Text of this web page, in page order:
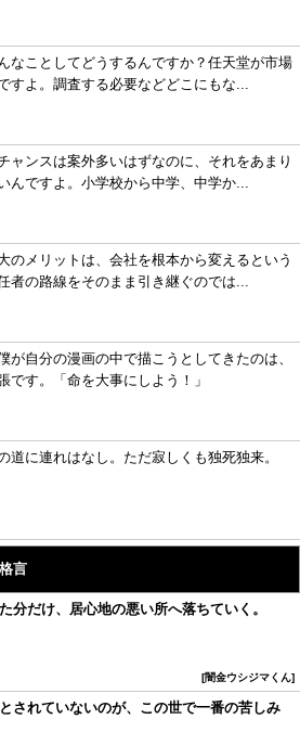
なことしてどうするんですか？任天堂が市場
すよ。調査する必要などどこにもな...
ャンスは案外多いはずなのに、それをあまり
んですよ。小学校から中学、中学か...
のメリットは、会社を根本から変えるという
者の路線をそのまま引き継ぐのでは...
が自分の漫画の中で描こうとしてきたのは、
です。「命を大事にしよう！」
道に連れはなし。ただ寂しくも独死独来。
言
分だけ、居心地の悪い所へ落ちていく。
闇金ウシジマくん
されていないのが、この世で一番の苦しみ